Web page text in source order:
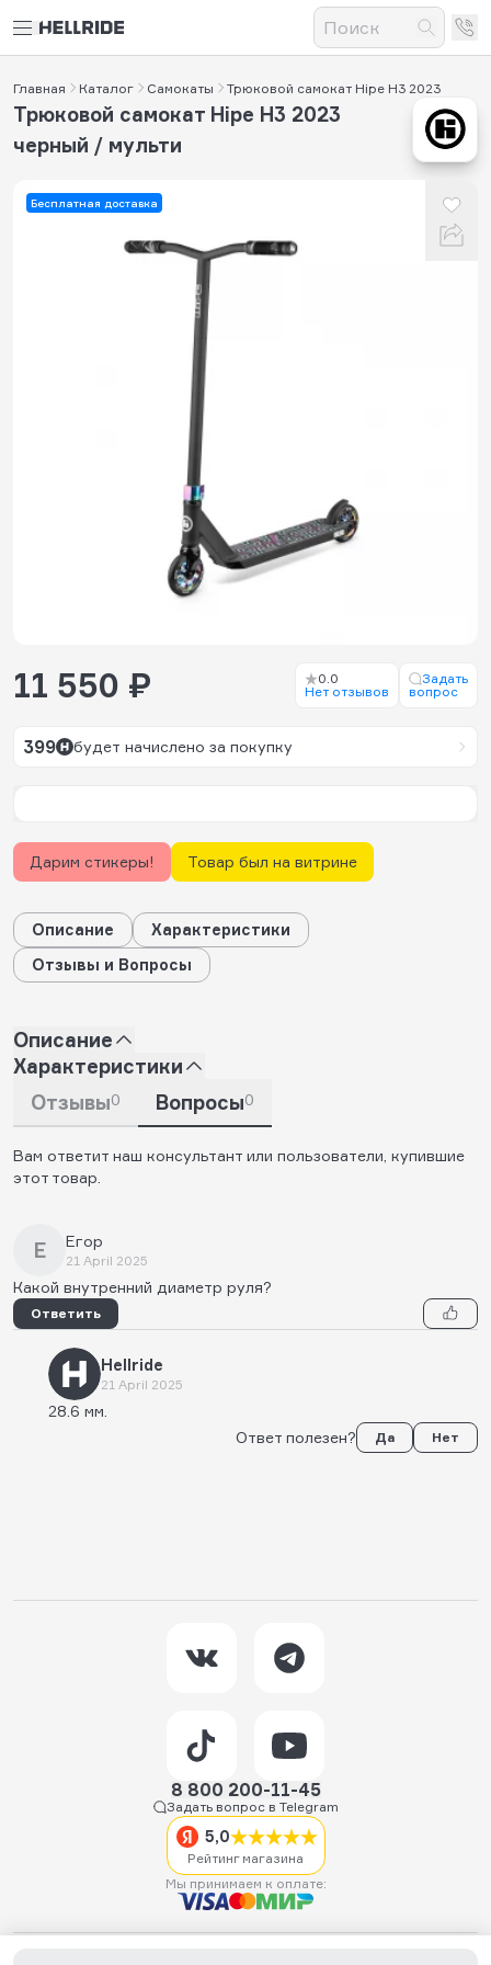
Главная Каталог Самокаты Трюковой самокат Hipe H3 2023
Бесплатная доставка
Трюковой самокат Hipe H3 2023
черный / мульти
11 550 ₽
0.0
Нет отзывов
Задать
вопрос
399 будет начислено за покупку
Дарим стикеры! Товар был на витрине
Описание
Характеристики
Отзывы и Вопросы
Описание
Характеристики
Отзывы0 Вопросы0
Вам ответит наш консультант или пользователи, купившие
этот товар.
Е Егор
21 April 2025
Какой внутренний диаметр руля?
Ответить
Hellride
21 April 2025
28.6 мм.
Ответ полезен?
Да Нет
8 800 200-11-45
Задать вопрос в Telegram
5,0
Рейтинг магазина
Мы принимаем к оплате: